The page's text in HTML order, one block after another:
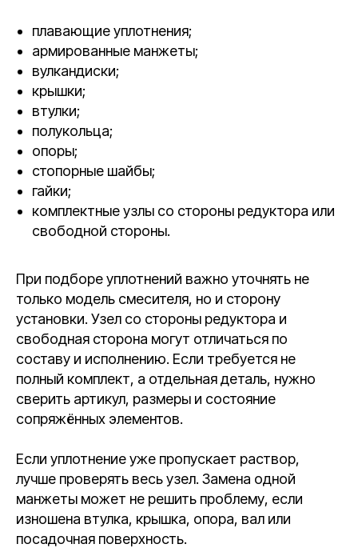
плавающие уплотнения;
армированные манжеты;
вулкандиски;
крышки;
втулки;
полукольца;
опоры;
стопорные шайбы;
гайки;
комплектные узлы со стороны редуктора или
свободной стороны.
При подборе уплотнений важно уточнять не
только модель смесителя, но и сторону
установки. Узел со стороны редуктора и
свободная сторона могут отличаться по
составу и исполнению. Если требуется не
полный комплект, а отдельная деталь, нужно
сверить артикул, размеры и состояние
сопряжённых элементов.
Если уплотнение уже пропускает раствор,
лучше проверять весь узел. Замена одной
манжеты может не решить проблему, если
изношена втулка, крышка, опора, вал или
посадочная поверхность.